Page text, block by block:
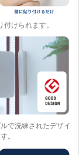
けられます。
で洗練されたデザイ
。